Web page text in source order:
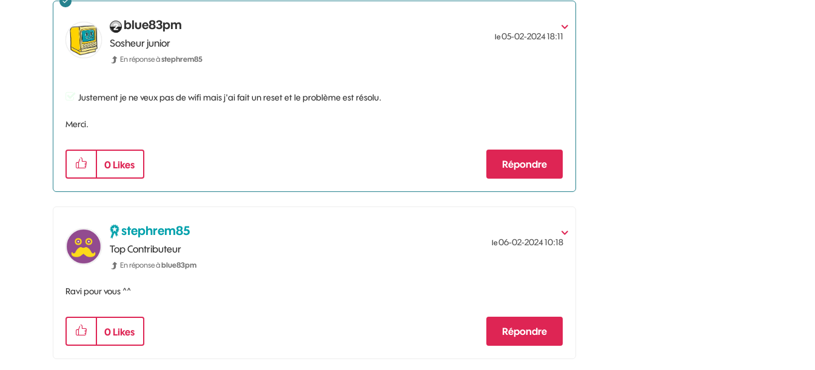
blue83pm
Sosheur junior
En réponse àstephrem85
le‎05-02-202418:11
Justement je ne veux pas de wifi mais j'ai fait un reset et le problème est résolu.
Merci.
0 Likes Répondre
stephrem85
Top Contributeur
En réponse àblue83pm
le‎06-02-202410:18
Ravi pour vous ^^
0 Likes Répondre